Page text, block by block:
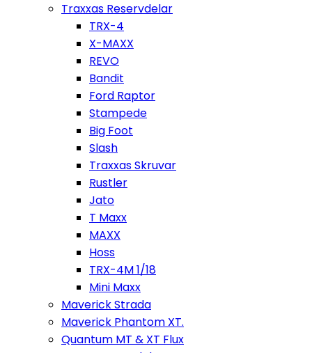
Traxxas Reservdelar
TRX-4
X-MAXX
REVO
Bandit
Ford Raptor
Stampede
Big Foot
Slash
Traxxas Skruvar
Rustler
Jato
T Maxx
MAXX
Hoss
TRX-4M 1/18
Mini Maxx
Maverick Strada
Maverick Phantom XT.
Quantum MT & XT Flux